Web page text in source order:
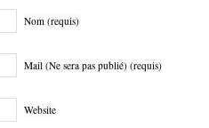
Nom (requis)
Mail (Ne sera pas publié) (requis)
Website